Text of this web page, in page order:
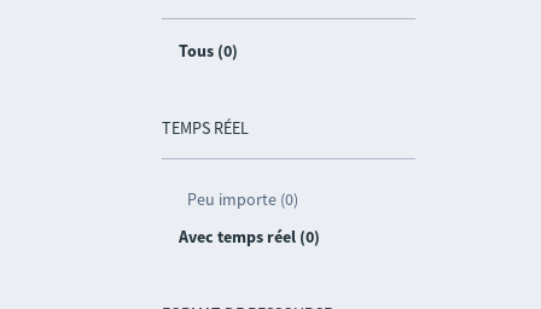
Tous (0)
TEMPS RÉEL
Peu importe (0)
Avec temps réel (0)